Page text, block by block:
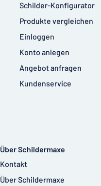
Schilder-Konfigurator
Produkte vergleichen
Einloggen
Konto anlegen
Angebot anfragen
Kundenservice
Über Schildermaxe
Kontakt
Über Schildermaxe